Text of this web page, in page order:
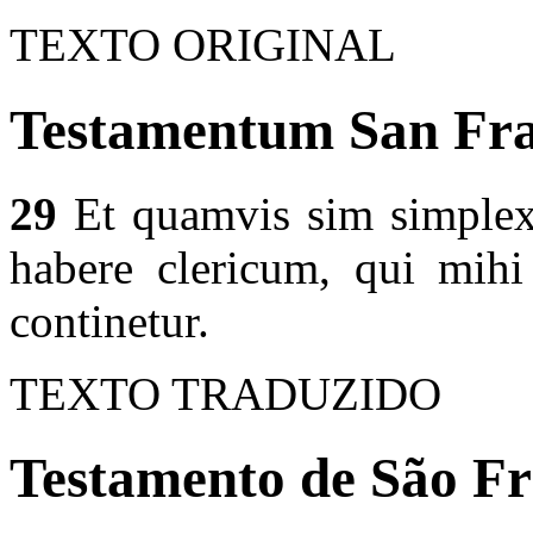
TEXTO ORIGINAL
Testamentum San
29 Et quamvis sim
habere clericum, qui
continetur.
TEXTO TRADUZIDO
Testamento de São